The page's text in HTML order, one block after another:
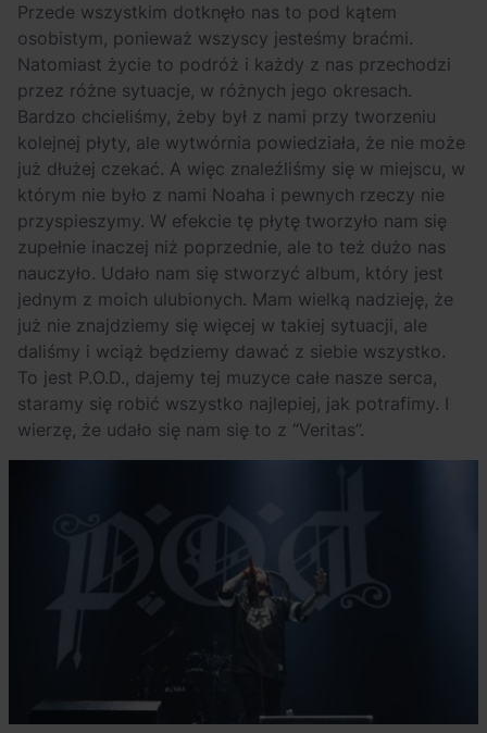
Przede wszystkim dotknęło nas to pod kątem
osobistym, ponieważ wszyscy jesteśmy braćmi.
Natomiast życie to podróż i każdy z nas przechodzi
przez różne sytuacje, w różnych jego okresach.
Bardzo chcieliśmy, żeby był z nami przy tworzeniu
kolejnej płyty, ale wytwórnia powiedziała, że nie może
już dłużej czekać. A więc znaleźliśmy się w miejscu, w
którym nie było z nami Noaha i pewnych rzeczy nie
przyspieszymy. W efekcie tę płytę tworzyło nam się
zupełnie inaczej niż poprzednie, ale to też dużo nas
nauczyło. Udało nam się stworzyć album, który jest
jednym z moich ulubionych. Mam wielką nadzieję, że
już nie znajdziemy się więcej w takiej sytuacji, ale
daliśmy i wciąż będziemy dawać z siebie wszystko.
To jest P.O.D., dajemy tej muzyce całe nasze serca,
staramy się robić wszystko najlepiej, jak potrafimy. I
wierzę, że udało się nam się to z “Veritas”.